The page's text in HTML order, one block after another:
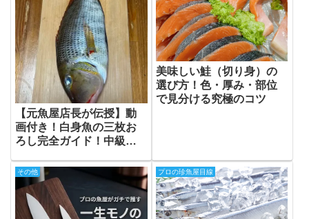
【元魚屋店長が伝授】動
画付き！白身魚の三枚お
ろし完全ガイド！中級者
プロの技
美味しい鮭（切り身）の
選び方！色・厚み・部位
で見分ける究極のコツ
その他 プロの珍魚屋目線